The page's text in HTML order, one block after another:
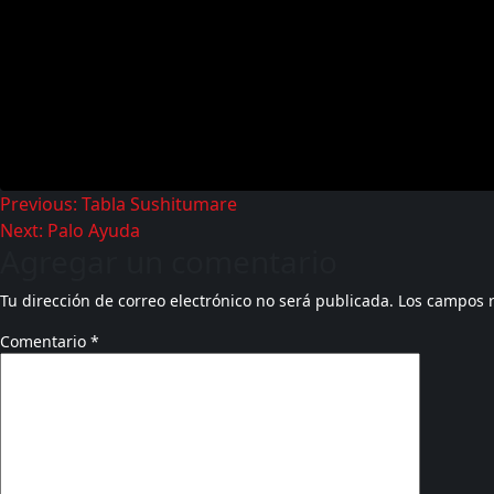
Previous: Tabla Sushitumare
Next: Palo Ayuda
Tu dirección de correo electrónico no será publicada. Los campos
Comentario *